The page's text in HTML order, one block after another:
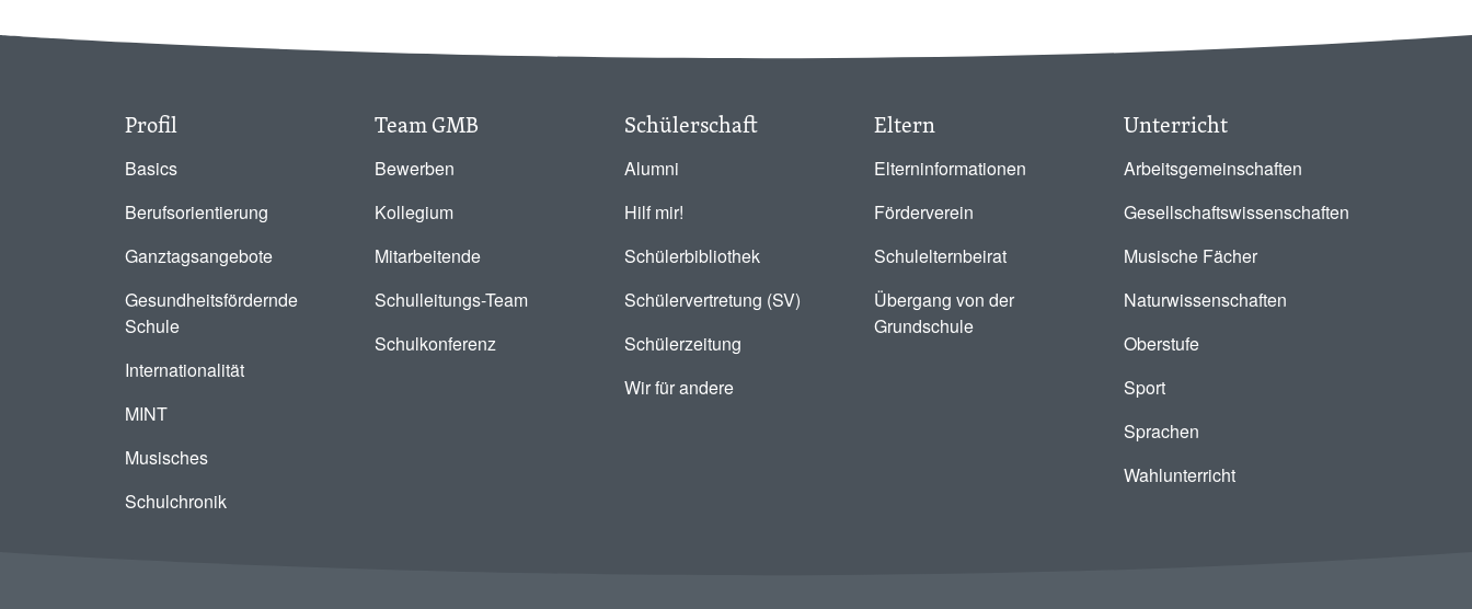
Profil
Basics
Berufsorientierung
Ganztagsangebote
Gesundheitsfördernde
Schule
Internationalität
MINT
Musisches
Schulchronik
Team GMB
Bewerben
Kollegium
Mitarbeitende
Schulleitungs-Team
Schulkonferenz
Schülerschaft
Alumni
Hilf mir!
Schülerbibliothek
Schülervertretung (SV)
Schülerzeitung
Wir für andere
Eltern
Elterninformationen
Förderverein
Schulelternbeirat
Übergang von der
Grundschule
Unterricht
Arbeitsgemeinschaften
Gesellschaftswissenschaften
Musische Fächer
Naturwissenschaften
Oberstufe
Sport
Sprachen
Wahlunterricht